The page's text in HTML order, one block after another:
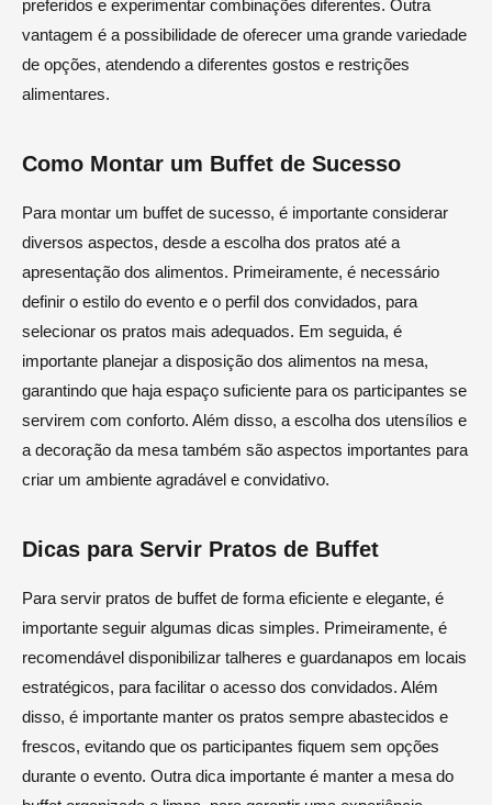
preferidos e experimentar combinações diferentes. Outra
vantagem é a possibilidade de oferecer uma grande variedade
de opções, atendendo a diferentes gostos e restrições
alimentares.
Como Montar um Buffet de Sucesso
Para montar um buffet de sucesso, é importante considerar
diversos aspectos, desde a escolha dos pratos até a
apresentação dos alimentos. Primeiramente, é necessário
definir o estilo do evento e o perfil dos convidados, para
selecionar os pratos mais adequados. Em seguida, é
importante planejar a disposição dos alimentos na mesa,
garantindo que haja espaço suficiente para os participantes se
servirem com conforto. Além disso, a escolha dos utensílios e
a decoração da mesa também são aspectos importantes para
criar um ambiente agradável e convidativo.
Dicas para Servir Pratos de Buffet
Para servir pratos de buffet de forma eficiente e elegante, é
importante seguir algumas dicas simples. Primeiramente, é
recomendável disponibilizar talheres e guardanapos em locais
estratégicos, para facilitar o acesso dos convidados. Além
disso, é importante manter os pratos sempre abastecidos e
frescos, evitando que os participantes fiquem sem opções
durante o evento. Outra dica importante é manter a mesa do